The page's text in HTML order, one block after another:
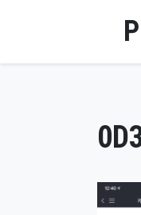
content